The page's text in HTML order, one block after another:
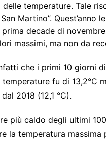
temperature. Tale
Martino”. Quest’anno
decade di
massimi, ma non da
che i primi 10 giorni
fu di 13,2°C
2018 (12,1 °C).
più caldo degli ultimi
la temperatura massima